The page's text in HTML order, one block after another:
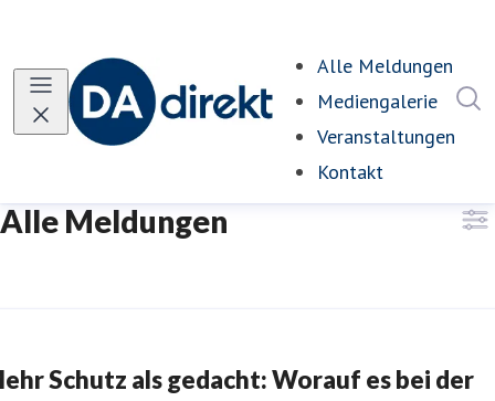
Alle Meldungen
Mediengalerie
Veranstaltungen
Kontakt
Alle Meldungen
Schutz als gedacht: Worauf es bei der